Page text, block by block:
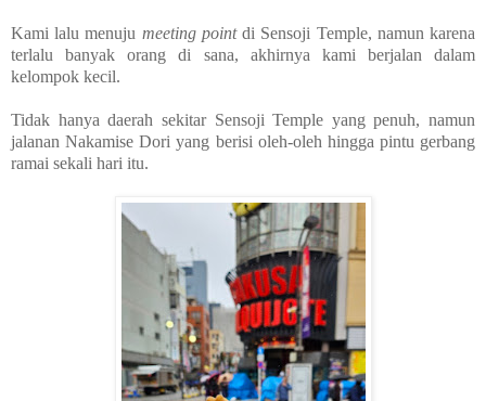
Kami lalu menuju meeting pointdi Sensoji Temple, namun karena
terlalu banyak orang di sana, akhirnya kami berjalan dalam
kelompok kecil.
Tidak hanya daerah sekitar Sensoji Temple yang penuh, namun
jalanan Nakamise Dori yang berisi oleh-oleh hingga pintu gerbang
ramai sekali hari itu.